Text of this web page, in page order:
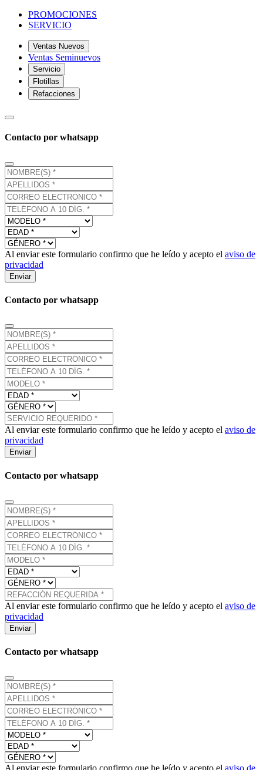
PROMOCIONES
SERVICIO
Ventas Nuevos
Ventas Seminuevos
Servicio
Flotillas
Refacciones
Contacto por whatsapp
Al enviar este formulario confirmo que he leído y acepto el aviso de
privacidad
Enviar
Contacto por whatsapp
Al enviar este formulario confirmo que he leído y acepto el aviso de
privacidad
Enviar
Contacto por whatsapp
Al enviar este formulario confirmo que he leído y acepto el aviso de
privacidad
Enviar
Contacto por whatsapp